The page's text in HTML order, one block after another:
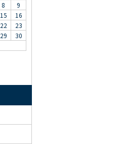
8
9
15
16
22
23
29
30